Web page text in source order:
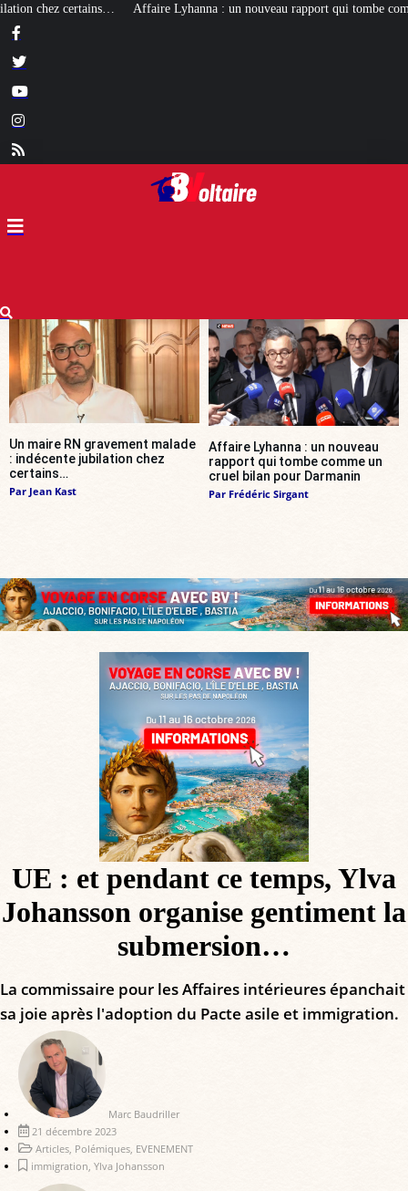
: un nouveau rapport qui tombe comme un cruel bilan pour Darmanin
Un maire RN gravement malade
: indécente jubilation chez
certains…
Par Jean Kast
Affaire Lyhanna : un nouveau
rapport qui tombe comme un
cruel bilan pour Darmanin
Par Frédéric Sirgant
UE : et pendant ce temps, Ylva
Johansson organise gentiment la
submersion…
La commissaire pour les Affaires intérieures épanchait
sa joie après l'adoption du Pacte asile et immigration.
Marc Baudriller
21 décembre 2023
Articles, Polémiques, EVENEMENT
immigration, Ylva Johansson